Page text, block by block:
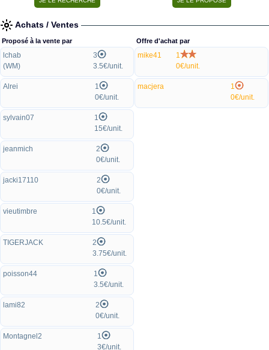
Achats / Ventes
Proposé à la vente par
lchab
(WM)
3
3.5€/unit.
Alrei
1
0€/unit.
sylvain07
1
15€/unit.
jeanmich
2
0€/unit.
jacki17110
2
0€/unit.
vieutimbre
1
10.5€/unit.
TIGERJACK
2
3.75€/unit.
poisson44
1
3.5€/unit.
lami82
2
0€/unit.
Montagnel2
1
3€/unit.
Offre d'achat par
mike41
1
0€/unit.
macjera
1
0€/unit.